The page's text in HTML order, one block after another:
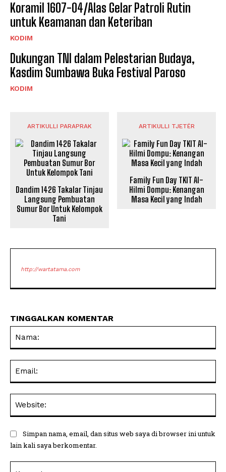
Koramil 1607-04/Alas Gelar Patroli Rutin
untuk Keamanan dan Keteriban
KODIM
Dukungan TNI dalam Pelestarian Budaya,
Kasdim Sumbawa Buka Festival Paroso
KODIM
ARTIKULLI PARAPRAK
Dandim 1426 Takalar Tinjau
Langsung Pembuatan
Sumur Bor Untuk Kelompok
Tani
ARTIKULLI TJETËR
Family Fun Day TKIT Al-
Hilmi Dompu: Kenangan
Masa Kecil yang Indah
http://wartatama.com
TINGGALKAN KOMENTAR
Simpan nama, email, dan situs web saya di browser ini untuk
lain kali saya berkomentar.